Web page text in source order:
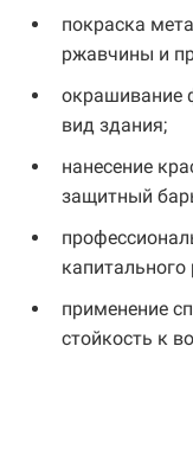
покраска
ржавчины и
окрашивание
вид здания;
нанесение
защитный
капитального
применение
стойкость к